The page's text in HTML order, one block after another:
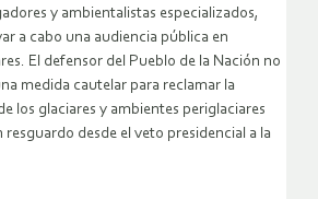
y ambientalistas especializados,
a cabo una audiencia pública en
El defensor del Pueblo de la Nación no
medida cautelar para reclamar la
los glaciares y ambientes periglaciares
resguardo desde el veto presidencial a la